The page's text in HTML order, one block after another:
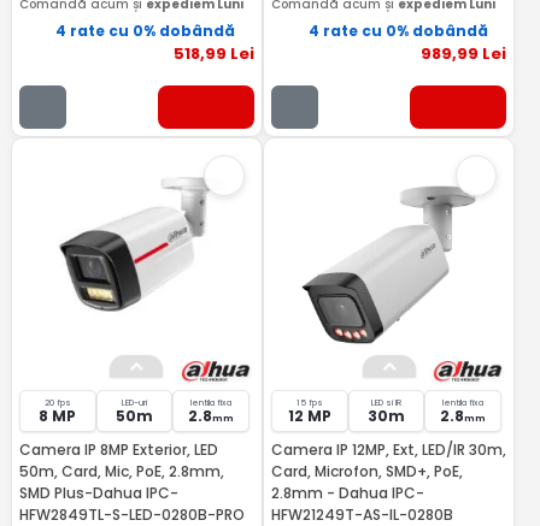
Comandă acum și expediem Luni
4 rate cu 0% dobândă
518,99 Lei
Comandă acum și expediem Luni
4 rate cu 0% dobândă
989,99 Lei
20 fps
8 MP
LED-uri
50m
lentila fixa
2.8mm
Camera IP 8MP Exterior, LED
50m, Card, Mic, PoE, 2.8mm,
SMD Plus-Dahua IPC-
HFW2849TL-S-LED-0280B-PRO
15 fps
12 MP
LED si IR
30m
lentila fixa
2.8mm
Camera IP 12MP, Ext, LED/IR 30m,
Card, Microfon, SMD+, PoE,
2.8mm - Dahua IPC-
HFW21249T-AS-IL-0280B